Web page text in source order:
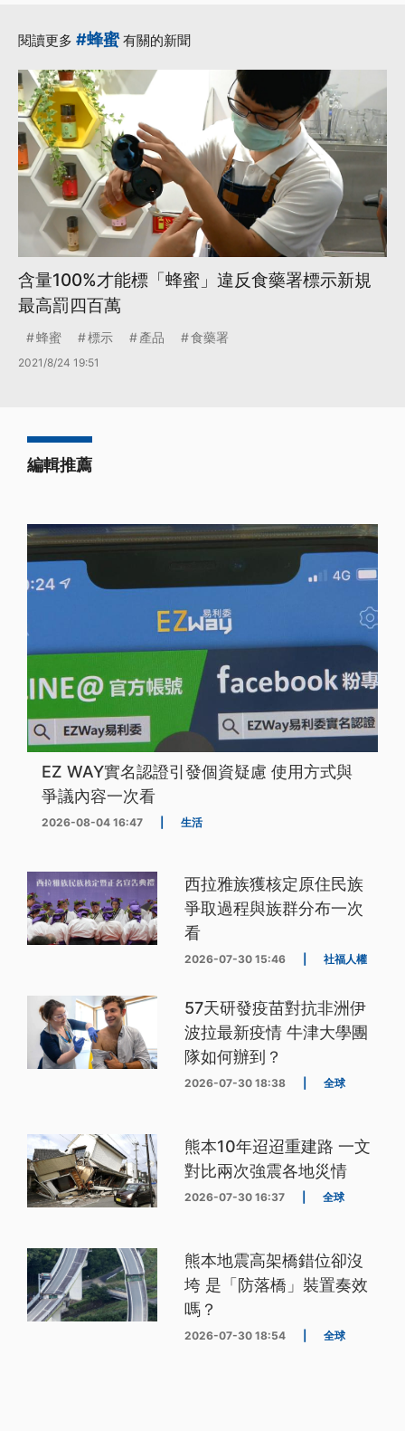
閱讀更多 #蜂蜜有關的新聞
含量100%才能標「蜂蜜」違反食藥署標示新規
最高罰四百萬
蜂蜜 標示 產品 食藥署
2021/8/24 19:51
編輯推薦
EZ WAY實名認證引發個資疑慮 使用方式與
爭議內容一次看
2026-08-04 16:47 生活
西拉雅族獲核定原住民族
爭取過程與族群分布一次
看
2026-07-30 15:46 社福人權
57天研發疫苗對抗非洲伊
波拉最新疫情 牛津大學團
隊如何辦到？
2026-07-30 18:38 全球
熊本10年迢迢重建路 一文
對比兩次強震各地災情
2026-07-30 16:37 全球
熊本地震高架橋錯位卻沒
垮 是「防落橋」裝置奏效
嗎？
2026-07-30 18:54 全球